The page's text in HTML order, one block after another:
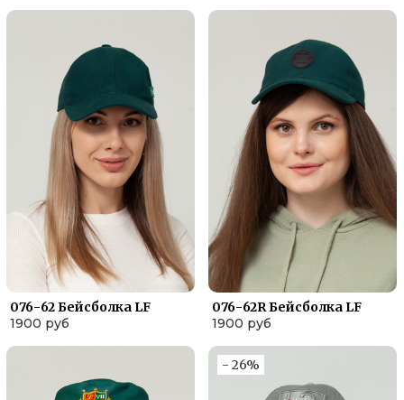
076-62 Бейсболка LF
1900 руб
076-62R Бейсболка LF
1900 руб
- 26%